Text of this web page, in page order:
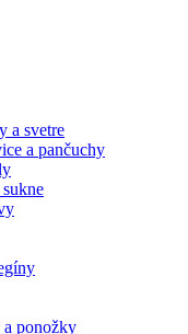
a svetre
a pančuchy
ponožky